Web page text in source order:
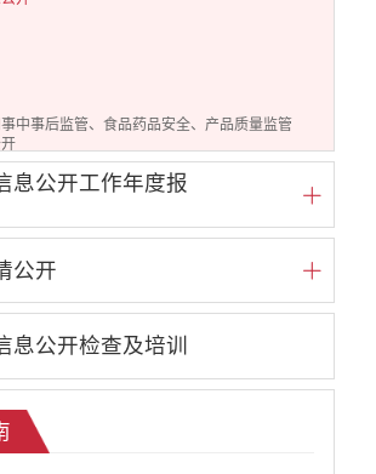
中事后监管、食品药品安全、产品质量监管
开
息公开
开
交易中心
开
息公开工作年度报
公开
息公开检查及培训